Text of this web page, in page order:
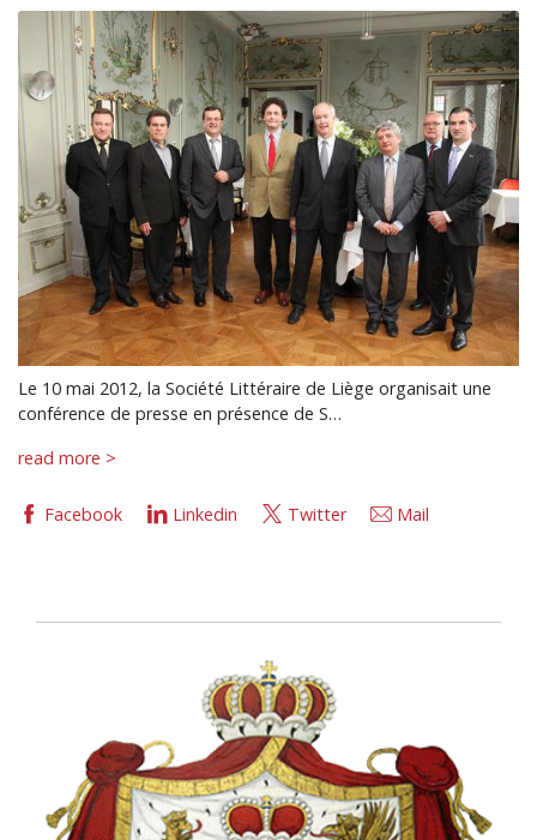
Le 10 mai 2012, la Société Littéraire de Liège organisait une
conférence de presse en présence de S…
read more >
Facebook Linkedin Twitter Mail